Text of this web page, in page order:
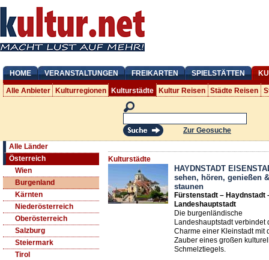
HOME VERANSTALTUNGEN FREIKARTEN SPIELSTÄTTEN
Alle Anbieter Kulturregionen Kulturstädte Kultur Reisen Städte Reisen
Zur Geosuche
Alle Länder
Österreich
Wien
Burgenland
Kärnten
Niederösterreich
Oberösterreich
Salzburg
Steiermark
Tirol
Kulturstädte
HAYDNSTADT
sehen, hören, genießen &
staunen
Fürstenstadt – Haydnstadt
Landeshauptstadt
Die burgenländische
Landeshauptstadt verbindet
Charme einer Kleinstadt mit
Zauber eines großen
Schmelztiegels.